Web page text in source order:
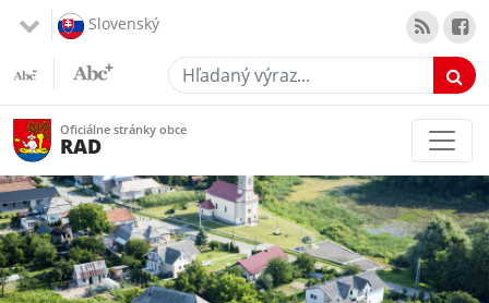
Slovenský
Hľadaný výraz...
Oficiálne stránky obce
RAD